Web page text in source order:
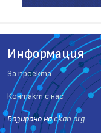
Информация
За проекта
Контакт с нас
Базиранo наckan.org